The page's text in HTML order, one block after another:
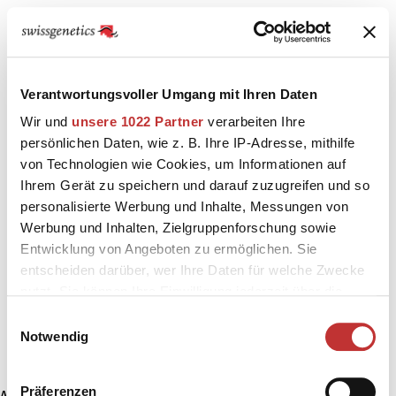
Verantwortungsvoller Umgang mit Ihren Daten
Wir und unsere 1022 Partner verarbeiten Ihre
persönlichen Daten, wie z. B. Ihre IP-Adresse, mithilfe
von Technologien wie Cookies, um Informationen auf
Ihrem Gerät zu speichern und darauf zuzugreifen und so
personalisierte Werbung und Inhalte, Messungen von
Werbung und Inhalten, Zielgruppenforschung sowie
Entwicklung von Angeboten zu ermöglichen. Sie
entscheiden darüber, wer Ihre Daten für welche Zwecke
Trigger Symbol ändern oder widerrufen
Notwendig
Präferenzen